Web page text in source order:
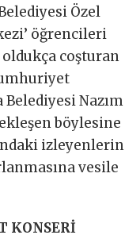
Özel
öğrencileri
oldukça coşturan
Nazım
böylesine
izleyenlerin
vesile
KONSERİ